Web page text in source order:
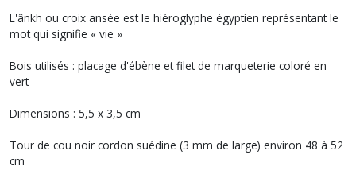
L'ânkh ou croix ansée est le hiéroglyphe égyptien représentant le
mot qui signifie « vie »
Bois utilisés : placage d'ébène et filet de marqueterie coloré en
vert
Dimensions : 5,5 x 3,5 cm
Tour de cou noir cordon suédine (3 mm de large) environ 48 à 52
cm